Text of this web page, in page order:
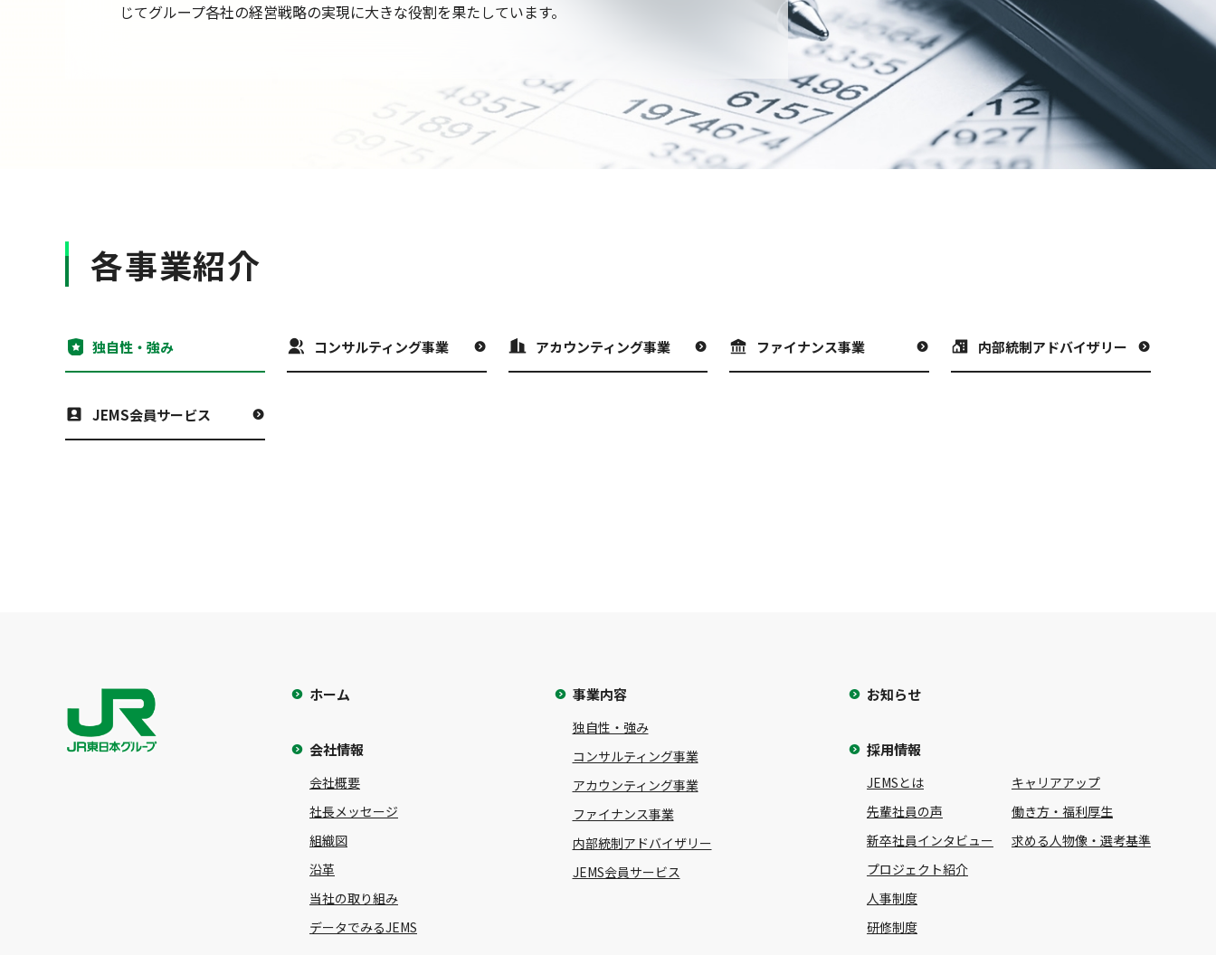
じてグループ各社の経営戦略の実現に大きな役割を果たしています。
各事業紹介
独自性・強み コンサルティング事業 アカウンティング事業 ファイナンス事業 内部統制アドバイザリー
JEMS会員サービス
ホーム
会社情報
会社概要
社長メッセージ
組織図
沿革
当社の取り組み
データでみるJEMS
事業内容
独自性・強み
コンサルティング事業
アカウンティング事業
ファイナンス事業
内部統制アドバイザリー
JEMS会員サービス
お知らせ
採用情報
JEMSとは
先輩社員の声
新卒社員インタビュー
プロジェクト紹介
人事制度
研修制度
キャリアアップ
働き方・福利厚生
求める人物像・選考基準